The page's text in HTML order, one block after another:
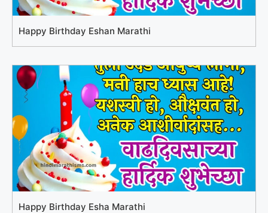
Happy Birthday Eshan Marathi
Happy Birthday Esha Marathi